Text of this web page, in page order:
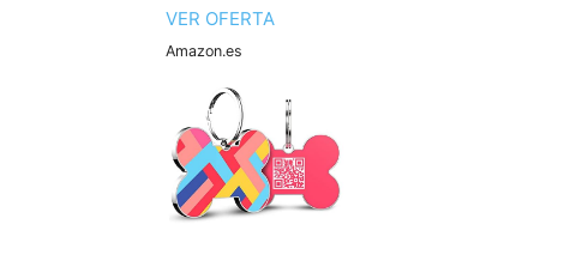
VER OFERTA
Amazon.es